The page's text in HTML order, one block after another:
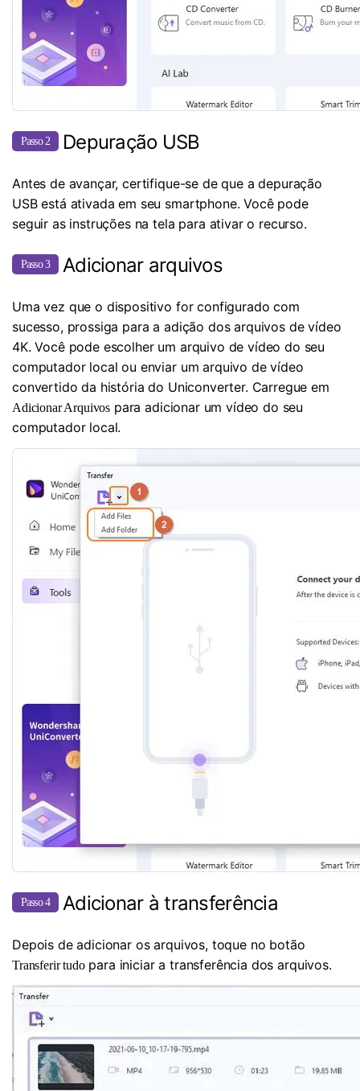
Passo 2 Depuração USB
Antes de avançar, certifique-se de que a depuração
USB está ativada em seu smartphone. Você pode
seguir as instruções na tela para ativar o recurso.
Passo 3 Adicionar arquivos
Uma vez que o dispositivo for configurado com
sucesso, prossiga para a adição dos arquivos de vídeo
4K. Você pode escolher um arquivo de vídeo do seu
computador local ou enviar um arquivo de vídeo
convertido da história do Uniconverter. Carregue em
Adicionar Arquivos para adicionar um vídeo do seu
computador local.
Passo 4 Adicionar à transferência
Depois de adicionar os arquivos, toque no botão
Transferir tudopara iniciar a transferência dos arquivos.